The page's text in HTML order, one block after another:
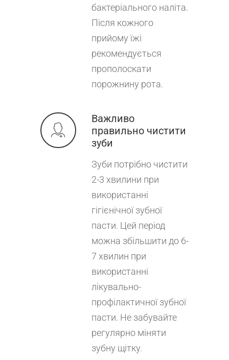
бактеріального наліта.
Після кожного
прийому їжі
рекомендується
прополоскати
порожнину рота.
Важливо
правильно чистити
зуби
Зуби потрібно чистити
2-3 хвилини при
використанні
гігієнічної зубної
пасти. Цей період
можна збільшити до 6-
7 хвилин при
використанні
лікувально-
профілактичної зубної
пасти. Не забувайте
регулярно міняти
зубну щітку.